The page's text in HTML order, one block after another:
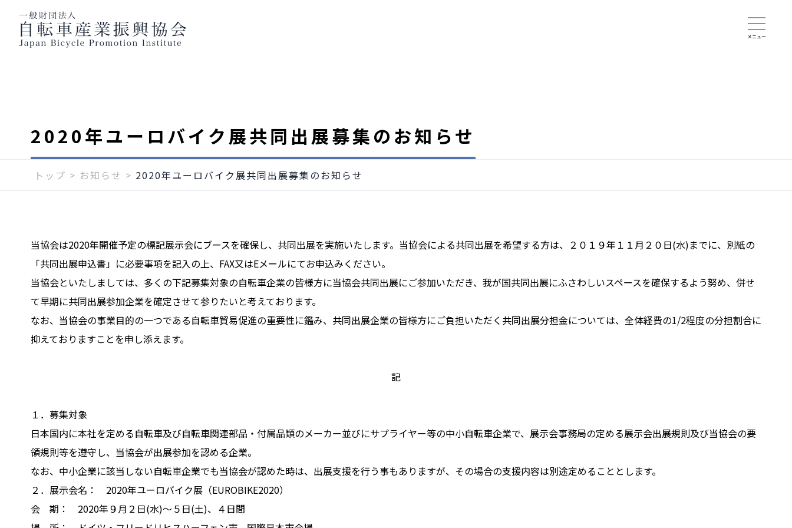
2020年ユーロバイク展共同出展募集のお知らせ
トップ > お知らせ > 2020年ユーロバイク展共同出展募集のお知らせ
当協会は2020年開催予定の標記展示会にブースを確保し、共同出展を実施いたします。当協会による共同出展を希望する方は、２０１９年１１月２０日(水)までに、別紙の
「共同出展申込書」に必要事項を記入の上、FAX又はEメールにてお申込みください。
当協会といたしましては、多くの下記募集対象の自転車企業の皆様方に当協会共同出展にご参加いただき、我が国共同出展にふさわしいスペースを確保するよう努め、併せ
て早期に共同出展参加企業を確定させて参りたいと考えております。
なお、当協会の事業目的の一つである自転車貿易促進の重要性に鑑み、共同出展企業の皆様方にご負担いただく共同出展分担金については、全体経費の1/2程度の分担割合に
抑えておりますことを申し添えます。
記
１．募集対象
日本国内に本社を定める自転車及び自転車関連部品・付属品類のメーカー並びにサプライヤー等の中小自転車企業で、展示会事務局の定める展示会出展規則及び当協会の要
領規則等を遵守し、当協会が出展参加を認める企業。
なお、中小企業に該当しない自転車企業でも当協会が認めた時は、出展支援を行う事もありますが、その場合の支援内容は別途定めることとします。
２．展示会名： 2020年ユーロバイク展（EUROBIKE2020）
会 期： 2020年９月２日(水)〜５日(土)、４日間